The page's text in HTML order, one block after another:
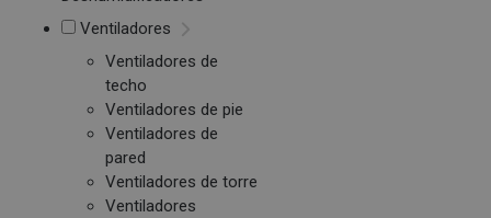
Ventiladores
Ventiladores de
techo
Ventiladores de pie
Ventiladores de
pared
Ventiladores de torre
Ventiladores